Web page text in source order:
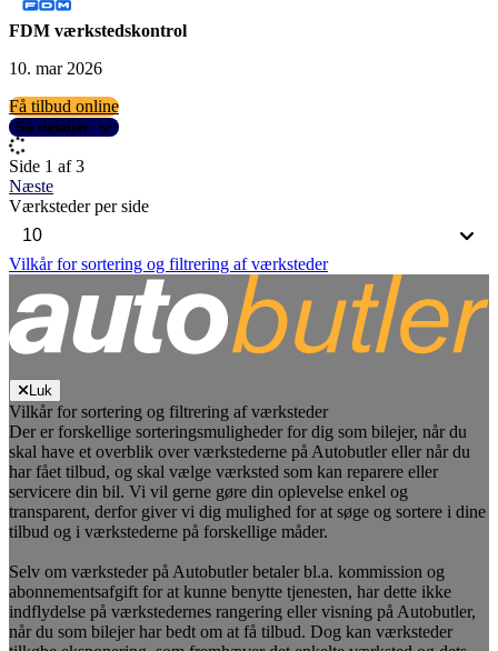
FDM værkstedskontrol
10. mar 2026
Få tilbud online
Se detaljer
Side 1 af 3
Næste
Værksteder per side
Vilkår for sortering og filtrering af værksteder
Luk
Vilkår for sortering og filtrering af værksteder
Der er forskellige sorteringsmuligheder for dig som bilejer, når du
skal have et overblik over værkstederne på Autobutler eller når du
har fået tilbud, og skal vælge værksted som kan reparere eller
servicere din bil. Vi vil gerne gøre din oplevelse enkel og
transparent, derfor giver vi dig mulighed for at søge og sortere i dine
tilbud og i værkstederne på forskellige måder.
Selv om værksteder på Autobutler betaler bl.a. kommission og
abonnementsafgift for at kunne benytte tjenesten, har dette ikke
indflydelse på værkstedernes rangering eller visning på Autobutler,
når du som bilejer har bedt om at få tilbud. Dog kan værksteder